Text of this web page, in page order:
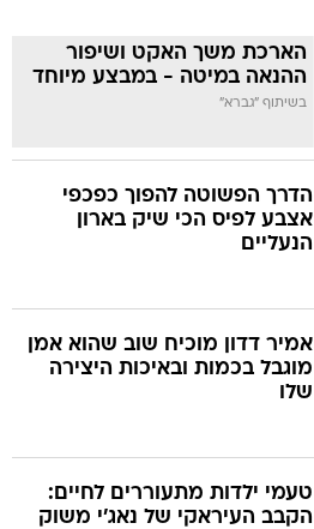
הארכת משך האקט ושיפור
ההנאה במיטה - במבצע מיוחד
בשיתוף "גברא"
הדרך הפשוטה להפוך כפכפי
אצבע לפיס הכי שיק בארון
הנעליים
אמיר דדון מוכיח שוב שהוא אמן
מוגבל בכמות ובאיכות היצירה
שלו
טעמי ילדות מתעוררים לחיים:
הקבב העיראקי של נאג׳י משוק